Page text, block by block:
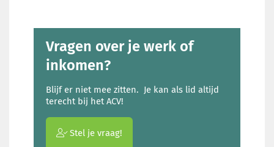
Vragen over je werk of
inkomen?
Blijf er niet mee zitten. Je kan als lid altijd
terecht bij het ACV!
Stel je vraag!